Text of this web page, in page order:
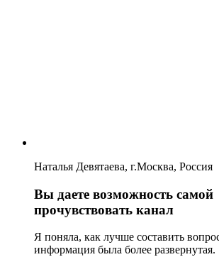
Наталья Девятаева, г.Москва, Россия
Вы даете возможность самой
прочувствовать канал
Я поняла, как лучше составить
информация была более развернутая.